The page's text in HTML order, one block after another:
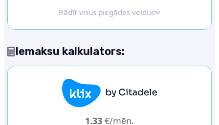
Rādīt visus piegādes veidus
Iemaksu kalkulators:
1.33 €/mēn.